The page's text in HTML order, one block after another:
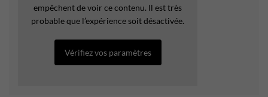
empêchent de voir ce contenu. Il est très
probable que l’expérience soit désactivée.
Vérifiez vos paramètres